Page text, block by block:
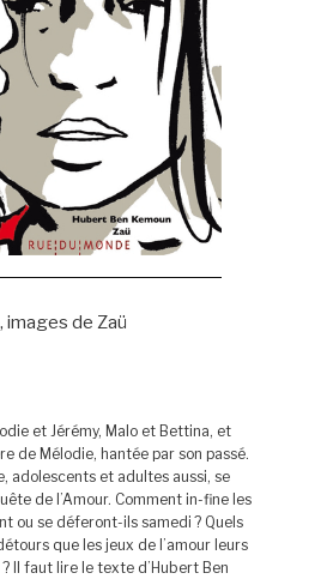
images de Zaü
et Jérémy, Malo et Bettina, et
de Mélodie, hantée par son passé.
adolescents et adultes aussi, se
de l’Amour. Comment in-fine les
ou se déferont-ils samedi ? Quels
que les jeux de l’amour leurs
Il faut lire le texte d’Hubert Ben